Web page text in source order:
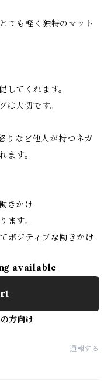
ても軽く独特のマット
してくれます。
は大切です。
りなど他人が持つネガ
ます。
きかけ
ます。
ポジティブな働きかけ
available
方向け
通報する